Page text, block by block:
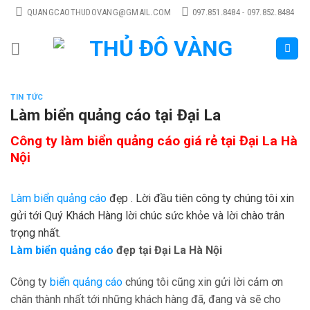
Skip
content
QUANGCAOTHUDOVANG@GMAIL.COM 097.851.8484 - 097.852.8484
TIN TỨC
Làm biển quảng cáo tại Đại La
Công ty làm biển quảng cáo giá rẻ tại Đại La Hà
Nội
Làm biển quảng cáo đẹp . Lời đầu tiên công ty chúng tôi xin
gửi tới Quý Khách Hàng lời chúc sức khỏe và lời chào trân
trọng nhất.
Làm biển quảng cáo đẹp tại Đại La Hà Nội
Công ty biển quảng cáo chúng tôi cũng xin gửi lời cảm ơn
chân thành nhất tới những khách hàng đã, đang và sẽ cho